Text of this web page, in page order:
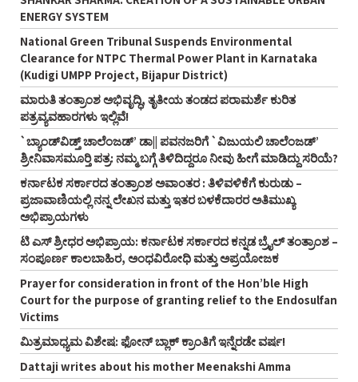
ENERGY SYSTEM
National Green Tribunal Suspends Environmental
Clearance for NTPC Thermal Power Plant in Karnataka
(Kudigi UMPP Project, Bijapur District)
ಮಾರುತಿ ತಂತ್ರಾಂಶ ಅಭಿವೃದ್ಧಿ, ತೃತೀಯ ತಂಡದ ಪರಾಮರ್ಶೆ ಕುರಿತ
ಪತ್ರವ್ಯವಹಾರಗಳು ಇಲ್ಲಿವೆ!
`ಬ್ಯಾಂಡ್‌ವಿಡ್ತ್‌ ಚಾಲೆಂಜಡ್‌’ ಡಾ|| ಪವನಜರಿಗೆ `ವಿಜುಯಲಿ ಚಾಲೆಂಜಡ್‌’
ಶ್ರೀನಿವಾಸಮೂರ್‍ತಿ ಪತ್ರ: ನಮ್ಮ ಬಗ್ಗೆ ತಿಳಿದಿದ್ದರೂ ನೀವು ಹೀಗೆ ಮಾಡಿದ್ದು ಸರಿಯೆ?
ಕರ್ನಾಟಕ ಸರ್ಕಾರದ ತಂತ್ರಾಂಶ ಅವಾಂತರ : ತಿಳಿವಳಿಕೆಗೆ ಕುರುಡು –
ಪ್ರಜಾವಾಣಿಯಲ್ಲಿ ನನ್ನ ಲೇಖನ ಮತ್ತು ಇತರ ಬಳಕೆದಾರರ ಅತಿಮುಖ್ಯ
ಅಭಿಪ್ರಾಯಗಳು
ಟಿ ಎಸ್‌ ಶ್ರೀಧರ ಅಭಿಪ್ರಾಯ: ಕರ್ನಾಟಕ ಸರ್ಕಾರದ ಕನ್ನಡ ಬ್ರೈಲ್‌ ತಂತ್ರಾಂಶ –
ಸಂಪೂರ್ಣ ಕಾಲಬಾಹಿರ, ಅಂಧವಿರೋಧಿ ಮತ್ತು ಅಪ್ರಯೋಜಕ
Prayer for consideration in front of the Hon’ble High
Court for the purpose of granting relief to the Endosulfan
Victims
ಮಿತ್ರಮಾಧ್ಯಮ ವಿಶೇಷ: ಫೋನ್‌ ಬ್ಲಾಕ್‌ ಕ್ರಾಂತಿಗೆ ಇನ್ನೆರಡೇ ವರ್ಷ!
Dattaji writes about his mother Meenakshi Amma